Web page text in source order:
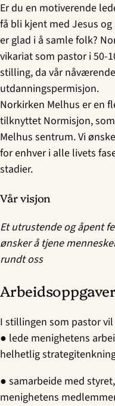
Er du en motiverende
få bli kjent med Jesus og
er glad i å samle folk?
vikariat som pastor i 50-
stilling, da vår
utdanningspermisjon.
Norkirken Melhus er en
tilknyttet Normisjon,
Melhus sentrum. Vi
for enhver i alle livets
stadier.
Vår visjon
Et utrustende og åpent
ønsker å tjene
rundt oss
I stillingen som pastor
● lede menighetens
helhetlig
● samarbeide med
menighetens